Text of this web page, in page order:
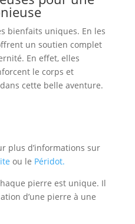
bienfaits uniques. En les
un soutien complet
En effet, elles
le corps et
cette belle aventure.
plus d’informations sur
ou le Péridot.
pierre est unique. Il
d’une pierre à une